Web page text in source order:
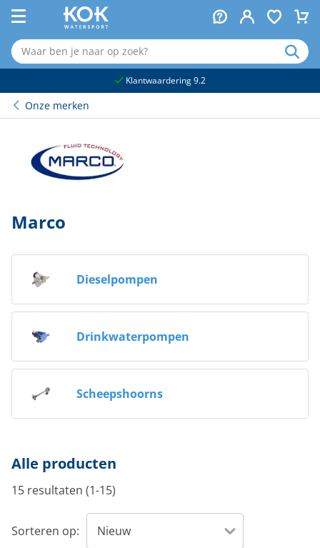
Klantwaardering 9.2
Onze merken
Marco
Dieselpompen
Drinkwaterpompen
Scheepshoorns
Alle producten
15 resultaten (1-15)
Sorteren op: